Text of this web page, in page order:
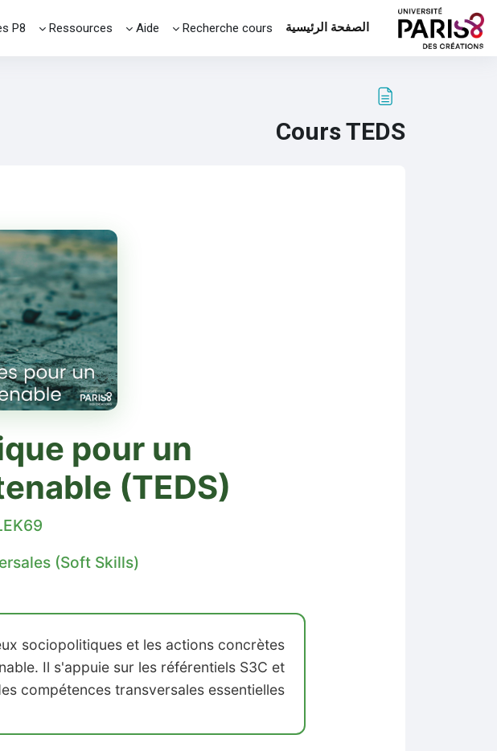
تخطى إلى المحتوى الرئيسي
الصفحة الرئيسية
Recherche cours
Aide
Ressources
P8
Cours TEDS
pour un
(TEDS)
(Soft Skills)
Résumé du cours
sociopolitiques et les actions concrètes
Il s'appuie sur les référentiels S3C et
compétences transversales essentielles.